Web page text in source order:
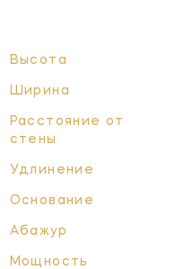
Высота
Ширина
Расстояние от
стены
Удлинение
Основание
Абажур
Мощность